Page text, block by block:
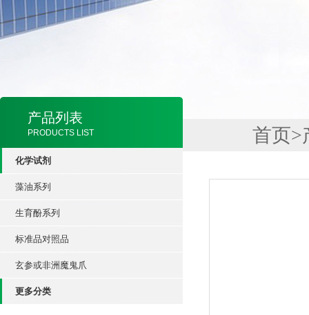
产品列表
PRODUCTS LIST
化学试剂
藻油系列
生育酚系列
标准品对照品
玄参或非洲魔鬼爪
更多分类
首页>